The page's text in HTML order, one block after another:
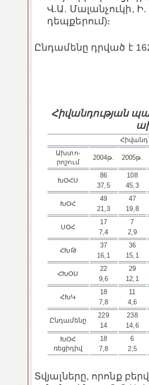
Վ.Ա. Մալանչուկի, Ի.
դեպքերում)։
Ընդամենը դրված է
Հիվանդության
Ախտո­
րոշում
2004թ. 2005թ.
ԽՕՀՍ
86
37,5
108
45,3
ԽՕՀ
49
21,3
47
19,8
ՍՕՀ
17
7,4
7
2,9
ՀԽԹ
37
16,1
36
15,1
ՀԽՕՍ
22
9,6
29
12,1
ՀԽԿ
18
7,8
11
4,6
Ընդամենը
229
14
238
14,6
ԽՕՀ
ռեցիդիվ
18
7,8
6
2,5
Տվյալները, որոնք